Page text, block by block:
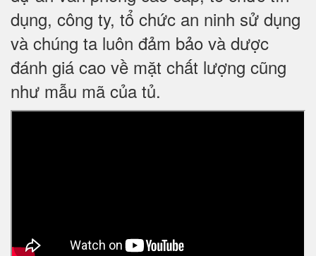
dụng, công ty, tổ chức an ninh sử dụng
và chúng ta luôn đảm bảo và dược
đánh giá cao về mặt chất lượng cũng
như mẫu mã của tủ.